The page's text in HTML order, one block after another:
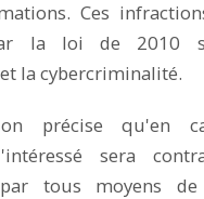
Ces
la loi de 2010
la cybercriminalité.
précise qu'en
sera
tous moyens